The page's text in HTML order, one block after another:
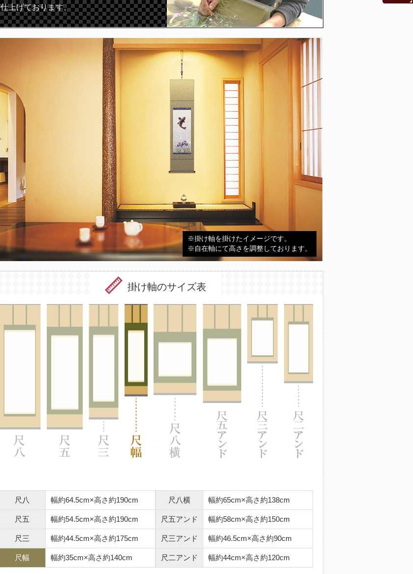
仕上げております。
※掛け軸を掛けたイメージです。
※自在軸にて高さを調整しております。
掛け軸のサイズ表
尺八 幅約64.5cm×高さ約190cm
尺五 幅約54.5cm×高さ約190cm
尺三 幅約44.5cm×高さ約175cm
尺幅 幅約35cm×高さ約140cm
尺八横 幅約65cm×高さ約138cm
尺五アンド 幅約58cm×高さ約150cm
尺三アンド 幅約46.5cm×高さ約90cm
尺二アンド 幅約44cm×高さ約120cm